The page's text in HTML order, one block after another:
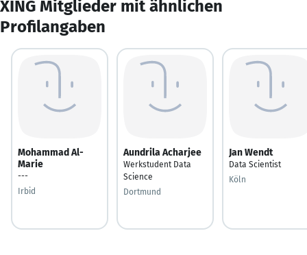
XING Mitglieder mit ähnlichen
Profilangaben
Mohammad Al-
Marie
---
Irbid
Aundrila Acharjee
Werkstudent Data
Science
Dortmund
Jan Wendt
Data Scientist
Köln